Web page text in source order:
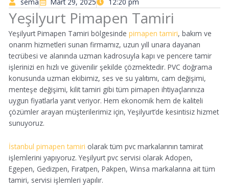
Yeşilyurt Pimapen Tamiri
Yeşilyurt Pimapen Tamiri bölgesindepimapen tamiri, bakım ve
onarım hizmetleri sunan firmamız, uzun yıll unara dayanan
tecrübesi ve alanında uzman kadrosuyla kapı ve pencere tamir
işlerinizi en hızlı ve güvenilir şekilde çözmektedir. PVC doğrama
konusunda uzman ekibimiz, ses ve su yalıtımı, cam değişimi,
menteşe değişimi, kilit tamiri gibi tüm pimapen ihtiyaçlarınıza
uygun fiyatlarla yanıt veriyor. Hem ekonomik hem de kaliteli
çözümler arayan müşterilerimiz için, Yeşilyurt’de kesintisiz hizmet
sunuyoruz.
İstanbul pimapen tamiri olarak tüm pvc markalarının tamirat
işlemlerini yapıyoruz. Yeşilyurt pvc servisi olarak Adopen,
Egepen, Gedizpen, Fıratpen, Pakpen, Winsa markalarına ait tüm
tamiri, servisi işlemleri yapılır.